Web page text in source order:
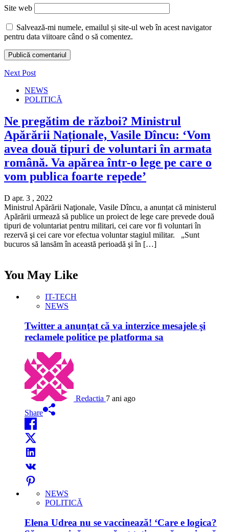
Site web
Salvează-mi numele, emailul și site-ul web în acest navigator
pentru data viitoare când o să comentez.
Next Post
NEWS
POLITICĂ
Ne pregătim de război? Ministrul
Apărării Naționale, Vasile Dîncu: ‘Vom
avea două tipuri de voluntari în armata
română. Va apărea într-o lege pe care o
vom publica foarte repede’
D apr. 3 , 2022
Ministrul Apărării Naţionale, Vasile Dîncu, a anunțat că ministerul
Apărării urmează să publice un proiect de lege care prevede două
tipuri de voluntariat pentru militari, cei care vor fi voluntari în
rezervă şi cei care vor efectua voluntar stagiul militar. „Sunt
bucuros să lansăm în această perioadă şi în […]
You May Like
IT-TECH
NEWS
Twitter a anunţat că va interzice mesajele şi
reclamele politice pe platforma sa
Redactia 7 ani ago
Share
NEWS
POLITICĂ
Elena Udrea nu se vaccinează! ‘Care e logica?